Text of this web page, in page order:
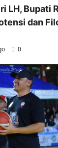
LH, Bupati
dan
0